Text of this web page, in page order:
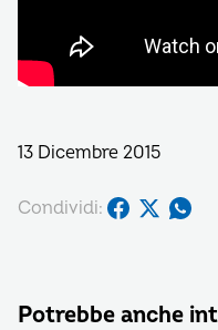
13 Dicembre 2015
Condividi:
Potrebbe anche